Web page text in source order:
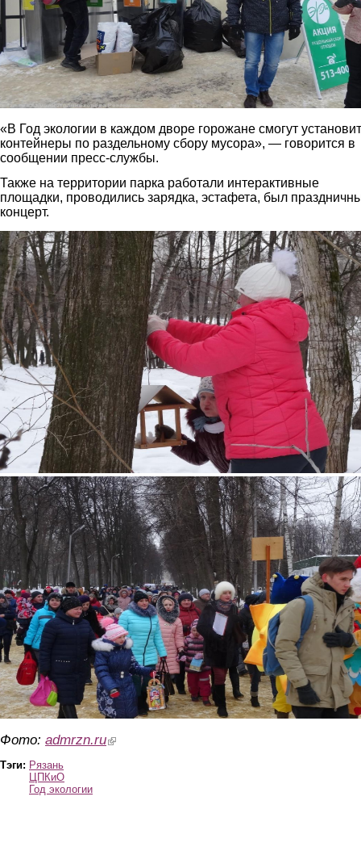
«В Год экологии в каждом дворе горожане смогут
контейнеры по раздельному сбору мусора», — говорится в
сообщении пресс-службы.
Также на территории парка работали интерактивные
площадки, проводились зарядка, эстафета, был
концерт.
3.png
4.png
Фото: admrzn.ru(link is external)
Тэги: Рязань
ЦПКиО
Год экологии